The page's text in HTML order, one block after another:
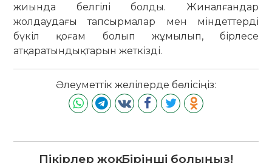
жиында белгілі болды. Жиналғандар
жолдаудағы тапсырмалар мен міндеттерді
бүкіл қоғам болып жұмылып, бірлесе
атқаратындықтарын жеткізді.
Әлеуметтік желілерде бөлісіңіз:
Пікірлер жоқ. Бірінші болыңыз!